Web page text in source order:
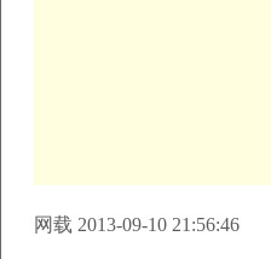
网载 2013-09-10 21:56:46